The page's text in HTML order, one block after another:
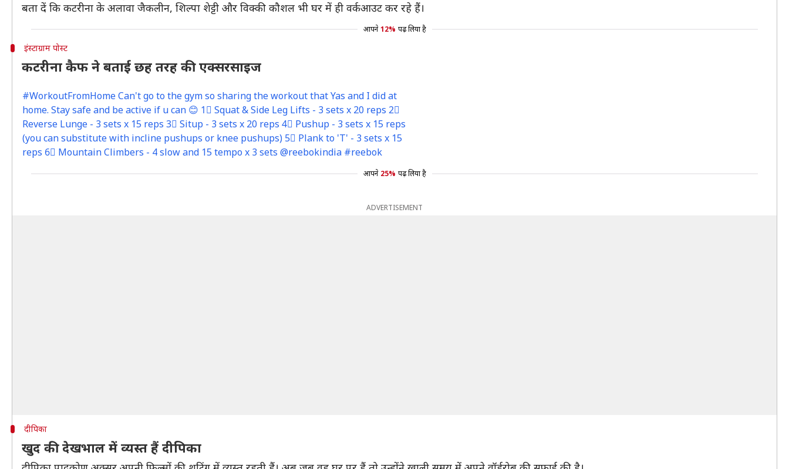
बता दें कि कटरीना के अलावा जैकलीन, शिल्पा शेट्टी और विक्की कौशल भी घर में ही वर्कआउट कर रहे हैं।
आपने 12% पढ़ लिया है
इंस्टाग्राम पोस्ट
कटरीना कैफ ने बताई छह तरह की एक्सरसाइज
#WorkoutFromHome Can't go to the gym so sharing the workout that Yas and I did at
home. Stay safe and be active if u can 😊 1⃣ Squat & Side Leg Lifts - 3 sets x 20 reps 2⃣
Reverse Lunge - 3 sets x 15 reps 3⃣ Situp - 3 sets x 20 reps 4⃣ Pushup - 3 sets x 15 reps
(you can substitute with incline pushups or knee pushups) 5⃣ Plank to 'T' - 3 sets x 15
reps 6⃣ Mountain Climbers - 4 slow and 15 tempo x 3 sets @reebokindia #reebok
आपने 25% पढ़ लिया है
ADVERTISEMENT
दीपिका
खुद की देखभाल में व्यस्त हैं दीपिका